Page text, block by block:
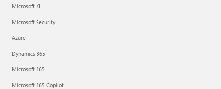
Microsoft KI
Microsoft Security
Azure
Dynamics 365
Microsoft 365
Microsoft 365 Copilot